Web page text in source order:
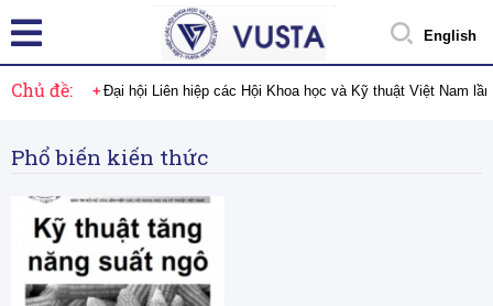
English
Chủ đề: Đại hội Liên hiệp các Hội Khoa học và Kỹ thuật Việt Nam
Phổ biến kiến thức